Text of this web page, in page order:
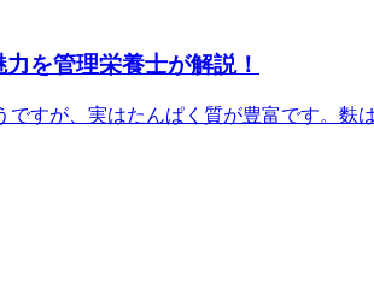
を管理栄養士が解説！
すが、実はたんぱく質が豊富です。麩